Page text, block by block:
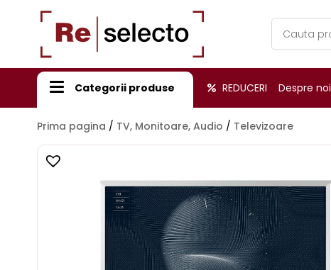
Products
search
Categorii produse REDUCERI Despre noi
Prima pagina / TV, Monitoare, Audio / Televizoare